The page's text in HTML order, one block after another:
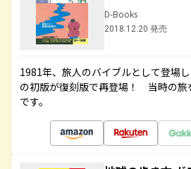
D-Books
2018.12.20 発売
1981年、旅人のバイブルとして登場
の初版が復刻版で再登場！ 当時の旅
です。